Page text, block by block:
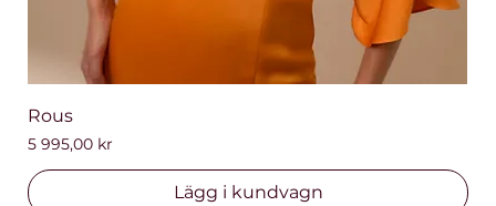
Rous
Pris
5 995,00 kr
Lägg i kundvagn